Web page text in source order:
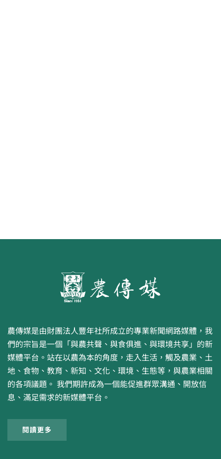
農傳媒是由財團法人豐年社所成立的專業新聞網路媒體，我
們的宗旨是一個「與農共聲、與食俱進、與環境共享」的新
媒體平台。站在以農為本的角度，走入生活，觸及農業、土
地、食物、教育、新知、文化、環境、生態等，與農業相關
的各項議題。 我們期許成為一個能促進群眾溝通、開放信
息、滿足需求的新媒體平台。
閱讀更多